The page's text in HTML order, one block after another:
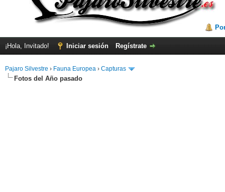
¡Hola, Invitado! Iniciar sesión Regístrate
Pajaro Silvestre › Fauna Europea › Capturas
Fotos del Año pasado